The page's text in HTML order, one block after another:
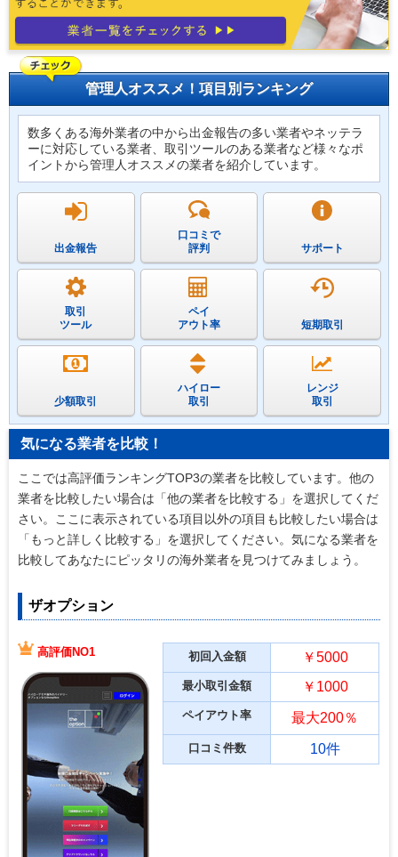
管理人オススメ！項目別ランキング
数多くある海外業者の中から出金報告の多い業者やネッテラ
ーに対応している業者、取引ツールのある業者など様々なポ
イントから管理人オススメの業者を紹介しています。
出金報告
口コミで
評判
サポート
取引
ツール
ペイ
アウト率
短期取引
少額取引
ハイロー
取引
レンジ
取引
気になる業者を比較！
ここでは高評価ランキングTOP3の業者を比較しています。他の
業者を比較したい場合は「他の業者を比較する」を選択してくだ
さい。ここに表示されている項目以外の項目も比較したい場合は
「もっと詳しく比較する」を選択してください。気になる業者を
比較してあなたにピッタリの海外業者を見つけてみましょう。
ザオプション
高評価NO1 初回入金額 ￥5000
最小取引金額 ￥1000
ペイアウト率 最大200％
口コミ件数 10件